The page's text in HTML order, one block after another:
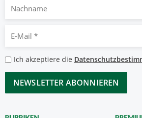
Nachname
Mail
Datenschutzbestimmungen
*
Ich akzeptiere die
CAPTCHA